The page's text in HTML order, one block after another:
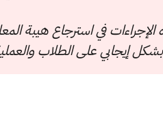
في استرجاع هيبة
إيجابي على الطلاب